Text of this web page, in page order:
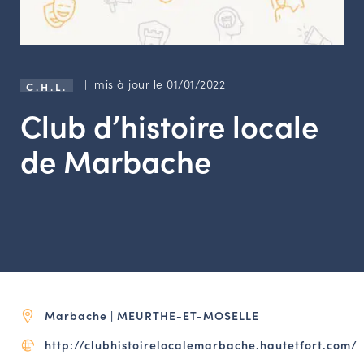
LES ACTIONS PHARES
CONTACT
Agenda
Annuaire
Ressources
OUTILS EN LIGNE
Espace acteurs
C.H.L. | mis à jour le 01/01/2022
Club d’histoire locale
de Marbache
Marbache | MEURTHE-ET-MOSELLE
http://clubhistoirelocalemarbache.hautetfort.com/